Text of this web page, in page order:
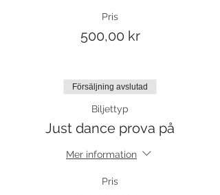
Pris
500,00 kr
Försäljning avslutad
Biljettyp
Just dance prova på
Mer information
Pris